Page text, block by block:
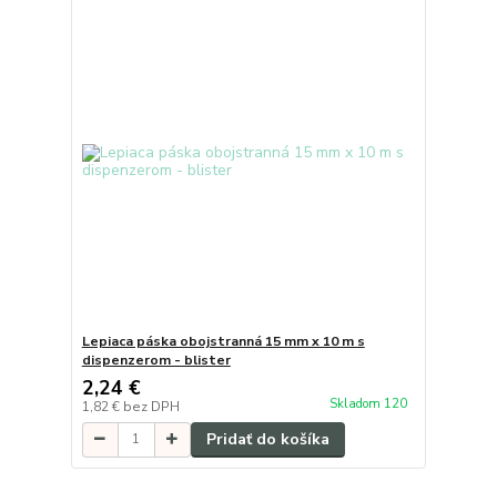
Lepiaca páska obojstranná 15 mm x 10 m s
dispenzerom - blister
2,24 €
1,82 € bez DPH Skladom 120
Pridať do košíka